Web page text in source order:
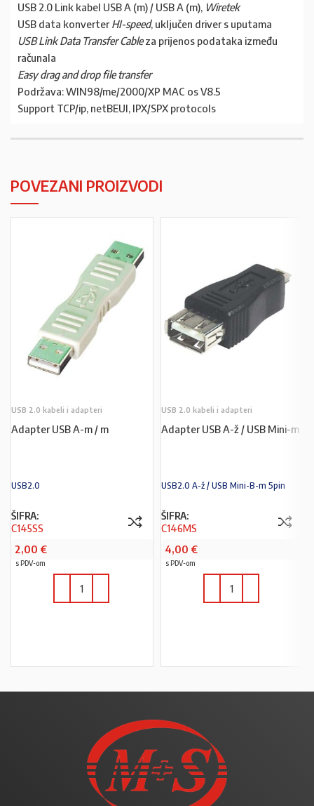
USB 2.0 Link kabel USB A (m) / USB A (m), Wiretek
USB data konverterHI-speed, uključen driver s uputama
USB Link Data Transfer Cableza prijenos podataka između
računala
Easy drag and drop file transfer
Podržava: WIN98/me/2000/XP MAC os V8.5
Support TCP/ip, netBEUI, IPX/SPX protocols
POVEZANI PROIZVODI
USB 2.0 kabeli i adapteri
Adapter USB A-m / m
USB2.0
ŠIFRA:
C145SS
2,00 €
s PDV-om
USB 2.0 kabeli i adapteri
Adapter USB A-ž / USB Mini-m
USB2.0 A-ž / USB Mini-B-m 5pin
ŠIFRA:
C146MS
4,00 €
s PDV-om